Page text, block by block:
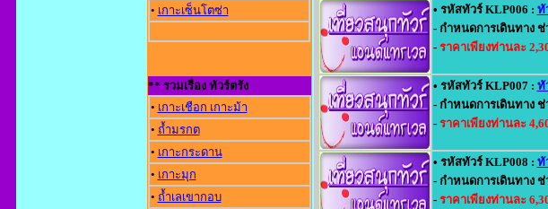
• เกาะเซ็นโตซ่า
** รวมเรื่อง ทัวร์ตรัง
• เกาะเชือก เกาะม้า
• ถ้ำมรกต
• เกาะกระดาน
• เกาะมุก
• ถ้ำเลเขากอบ
• รหัสทัวร์ KLP006 : ทั
- กำหนดการเดินทาง ช่
- ราคาเพียงท่านละ
• รหัสทัวร์ KLP007 : ทั
- กำหนดการเดินทาง ช่
- ราคาเพียงท่านละ
• รหัสทัวร์ KLP008 : ทั
- กำหนดการเดินทาง ช่
- ราคาเพียงท่านละ